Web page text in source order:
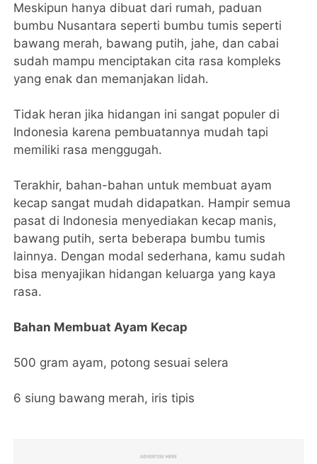
Meskipun hanya dibuat dari rumah, paduan
bumbu Nusantara seperti bumbu tumis seperti
bawang merah, bawang putih, jahe, dan cabai
sudah mampu menciptakan cita rasa kompleks
yang enak dan memanjakan lidah.
Tidak heran jika hidangan ini sangat populer di
Indonesia karena pembuatannya mudah tapi
memiliki rasa menggugah.
Terakhir, bahan-bahan untuk membuat ayam
kecap sangat mudah didapatkan. Hampir semua
pasat di Indonesia menyediakan kecap manis,
bawang putih, serta beberapa bumbu tumis
lainnya. Dengan modal sederhana, kamu sudah
bisa menyajikan hidangan keluarga yang kaya
rasa.
Bahan Membuat Ayam Kecap
500 gram ayam, potong sesuai selera
6 siung bawang merah, iris tipis